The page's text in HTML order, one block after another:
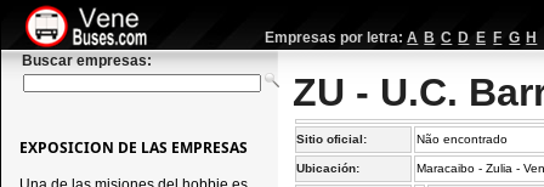
Empresas por letra: A B C D E F G H
Buscar empresas:
ZU - U.C.
Sitio oficial: Não encontrado
Ubicación: Maracaibo - Zulia -
EXPOSICION DE LAS EMPRESAS